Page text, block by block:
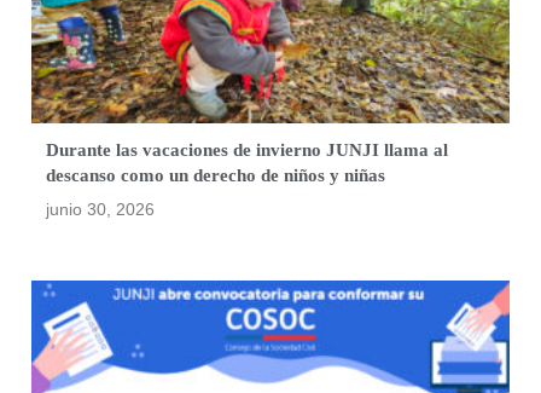
Durante las vacaciones de invierno JUNJI llama al
descanso como un derecho de niños y niñas
junio 30, 2026